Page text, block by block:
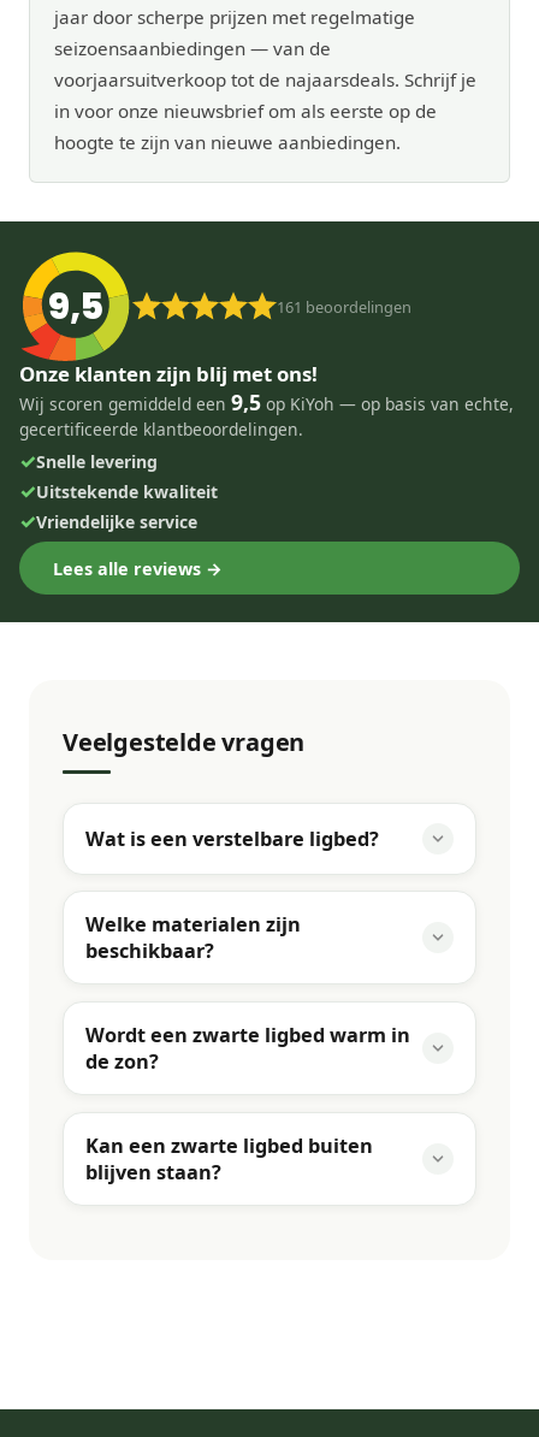
jaar door scherpe prijzen met regelmatige
seizoensaanbiedingen — van de
voorjaarsuitverkoop tot de najaarsdeals. Schrijf je
in voor onze nieuwsbrief om als eerste op de
hoogte te zijn van nieuwe aanbiedingen.
9,5 161 beoordelingen
Onze klanten zijn blij met ons!
Wij scoren gemiddeld een 9,5 op KiYoh — op basis van echte,
gecertificeerde klantbeoordelingen.
✓Snelle levering
✓Uitstekende kwaliteit
✓Vriendelijke service
Lees alle reviews →
Veelgestelde vragen
Wat is een verstelbare ligbed?
Welke materialen zijn
beschikbaar?
Wordt een zwarte ligbed warm in
de zon?
Kan een zwarte ligbed buiten
blijven staan?